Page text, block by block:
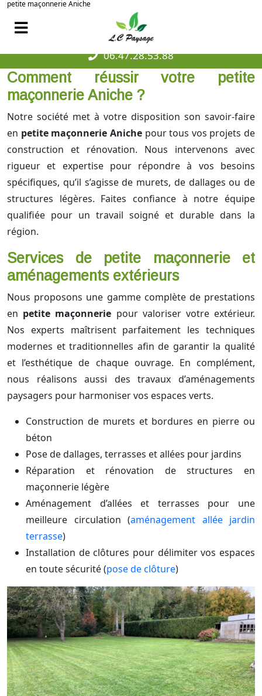
petite maçonnerie Aniche
06.47.28.53.88
Comment réussir votre petite
maçonnerie Aniche ?
Notre société met à votre disposition son savoir-faire
en petite maçonnerie Anichepour tous vos projets de
construction et rénovation. Nous intervenons avec
rigueur et expertise pour répondre à vos besoins
spécifiques, qu’il s’agisse de murets, de dallages ou de
structures légères. Faites confiance à notre équipe
qualifiée pour un travail soigné et durable dans la
région.
Services de petite maçonnerie et
aménagements extérieurs
Nous proposons une gamme complète de prestations
en petite maçonnerie pour valoriser votre extérieur.
Nos experts maîtrisent parfaitement les techniques
modernes et traditionnelles afin de garantir la qualité
et l’esthétique de chaque ouvrage. En complément,
nous réalisons aussi des travaux d’aménagements
paysagers pour harmoniser vos espaces verts.
Construction de murets et bordures en pierre ou
béton
Pose de dallages, terrasses et allées pour jardins
Réparation et rénovation de structures en
maçonnerie légère
Aménagement d’allées et terrasses pour une
meilleure circulation (aménagement allée jardin
terrasse)
Installation de clôtures pour délimiter vos espaces
en toute sécurité (pose de clôture)